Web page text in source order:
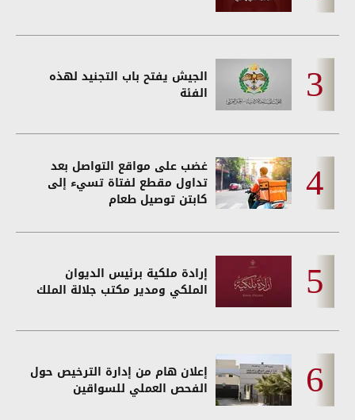
الجيش يفتح باب التجنيد لهذه
الفئة
غضب على مواقع التواصل بعد
تداول مقطع لفتاة تسيء إلى
كابتن توصيل طعام
إرادة ملكية برئيس الديوان
الملكي ومدير مكتب جلالة الملك
إعلان هام من إدارة الترخيص حول
الفحص العملي للسواقين